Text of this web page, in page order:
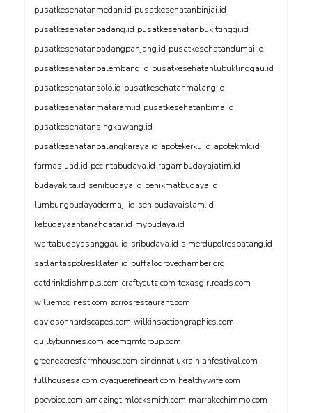
pusatkesehatanmedan.id pusatkesehatanbinjai.id
pusatkesehatanpadang.id pusatkesehatanbukittinggi.id
pusatkesehatanpadangpanjang.id pusatkesehatandumai.id
pusatkesehatanpalembang.id pusatkesehatanlubuklinggau.id
pusatkesehatansolo.id pusatkesehatanmalang.id
pusatkesehatanmataram.id pusatkesehatanbima.id
pusatkesehatansingkawang.id
pusatkesehatanpalangkaraya.id apotekerku.id apotekmk.id
farmasiuad.id pecintabudaya.id ragambudayajatim.id
budayakita.id senibudaya.id penikmatbudaya.id
lumbungbudayadermaji.id senibudayaislam.id
kebudayaantanahdatar.id mybudaya.id
wartabudayasanggau.id sribudaya.id simerdupolresbatang.id
satlantaspolresklaten.id buffalogrovechamber.org
eatdrinkdishmpls.com craftycutz.com texasgirlreads.com
williemcginest.com zorrosrestaurant.com
davidsonhardscapes.com wilkinsactiongraphics.com
guiltybunnies.com acemgmtgroup.com
greeneacresfarmhouse.com cincinnatiukrainianfestival.com
fullhousesa.com oyaguerefineart.com healthywife.com
pbcvoice.com amazingtimlocksmith.com marrakechimmo.com